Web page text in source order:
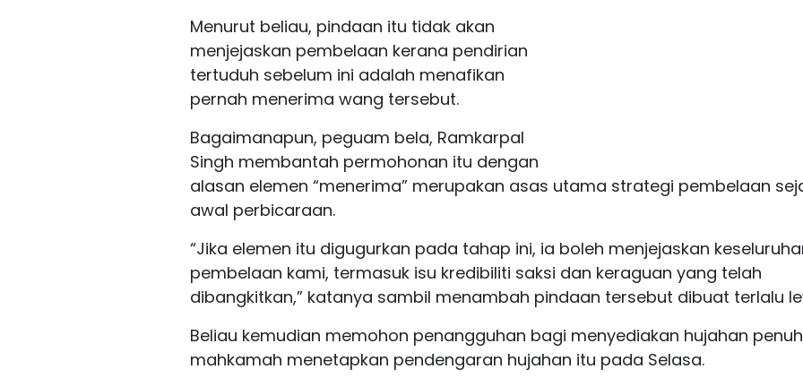
Menurut beliau, pindaan itu tidak akan
menjejaskan pembelaan kerana pendirian
tertuduh sebelum ini adalah menafikan
pernah menerima wang tersebut.
Bagaimanapun, peguam bela, Ramkarpal
Singh membantah permohonan itu dengan
alasan elemen “menerima” merupakan asas utama strategi pembelaan
awal perbicaraan.
“Jika elemen itu digugurkan pada tahap ini, ia boleh menjejaskan
pembelaan kami, termasuk isu kredibiliti saksi dan keraguan yang telah
dibangkitkan,” katanya sambil menambah pindaan tersebut dibuat terlalu
Beliau kemudian memohon penangguhan bagi menyediakan hujahan
mahkamah menetapkan pendengaran hujahan itu pada Selasa.